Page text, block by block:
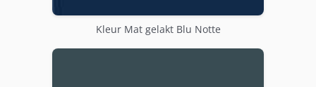
Kleur Mat gelakt Blu Notte